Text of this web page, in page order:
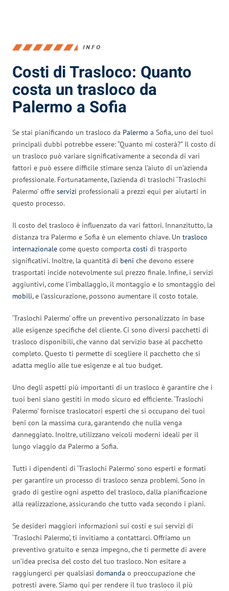
INFO
Costi di Trasloco: Quanto
costa un trasloco da
Palermo a Sofia
Se stai pianificando un trasloco da Palermo a Sofia, uno dei tuoi
principali dubbi potrebbe essere: “Quanto mi costerà?” Il costo di
un trasloco può variare significativamente a seconda di vari
fattori e può essere difficile stimare senza l’aiuto di un’azienda
professionale. Fortunatamente, l’azienda di traslochi ‘Traslochi
Palermo’ offre servizi professionali a prezzi equi per aiutarti in
questo processo.
Il costo del trasloco è influenzato da vari fattori. Innanzitutto, la
distanza tra Palermo e Sofia è un elemento chiave. Un trasloco
internazionale come questo comporta costi di trasporto
significativi. Inoltre, la quantità di beni che devono essere
trasportati incide notevolmente sul prezzo finale. Infine, i servizi
aggiuntivi, come l’imballaggio, il montaggio e lo smontaggio dei
mobili, e l’assicurazione, possono aumentare il costo totale.
‘Traslochi Palermo’ offre un preventivo personalizzato in base
alle esigenze specifiche del cliente. Ci sono diversi pacchetti di
trasloco disponibili, che vanno dal servizio base al pacchetto
completo. Questo ti permette di scegliere il pacchetto che si
adatta meglio alle tue esigenze e al tuo budget.
Uno degli aspetti più importanti di un trasloco è garantire che i
tuoi beni siano gestiti in modo sicuro ed efficiente. ‘Traslochi
Palermo’ fornisce traslocatori esperti che si occupano dei tuoi
beni con la massima cura, garantendo che nulla venga
danneggiato. Inoltre, utilizzano veicoli moderni ideali per il
lungo viaggio da Palermo a Sofia.
Tutti i dipendenti di ‘Traslochi Palermo’ sono esperti e formati
per garantire un processo di trasloco senza problemi. Sono in
grado di gestire ogni aspetto del trasloco, dalla pianificazione
alla realizzazione, assicurando che tutto vada secondo i piani.
Se desideri maggiori informazioni sui costi e sui servizi di
‘Traslochi Palermo’, ti invitiamo a contattarci. Offriamo un
preventivo gratuito e senza impegno, che ti permette di avere
un’idea precisa del costo del tuo trasloco. Non esitare a
raggiungerci per qualsiasi domanda o preoccupazione che
potresti avere. Siamo qui per rendere il tuo trasloco il più